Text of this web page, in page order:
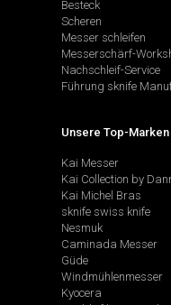
Besteck
Scheren
Messer schleifen
Messerschärf-
Nachschleif-Service
Führung sknife
Unsere Top-Marken
Kai Messer
Kai Collection by
Kai Michel Bras
sknife swiss knife
Nesmuk
Caminada Messer
Güde
Windmühlenmesser
Kyocera